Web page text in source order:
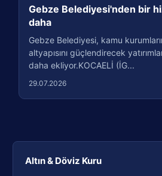
Altın & Döviz Kuru
Gebze Belediyesi'nden bir
daha
Gebze Belediyesi, kamu
altyapısını güçlendirecek
daha ekliyor.KOCAELİ (İG...
29.07.2026